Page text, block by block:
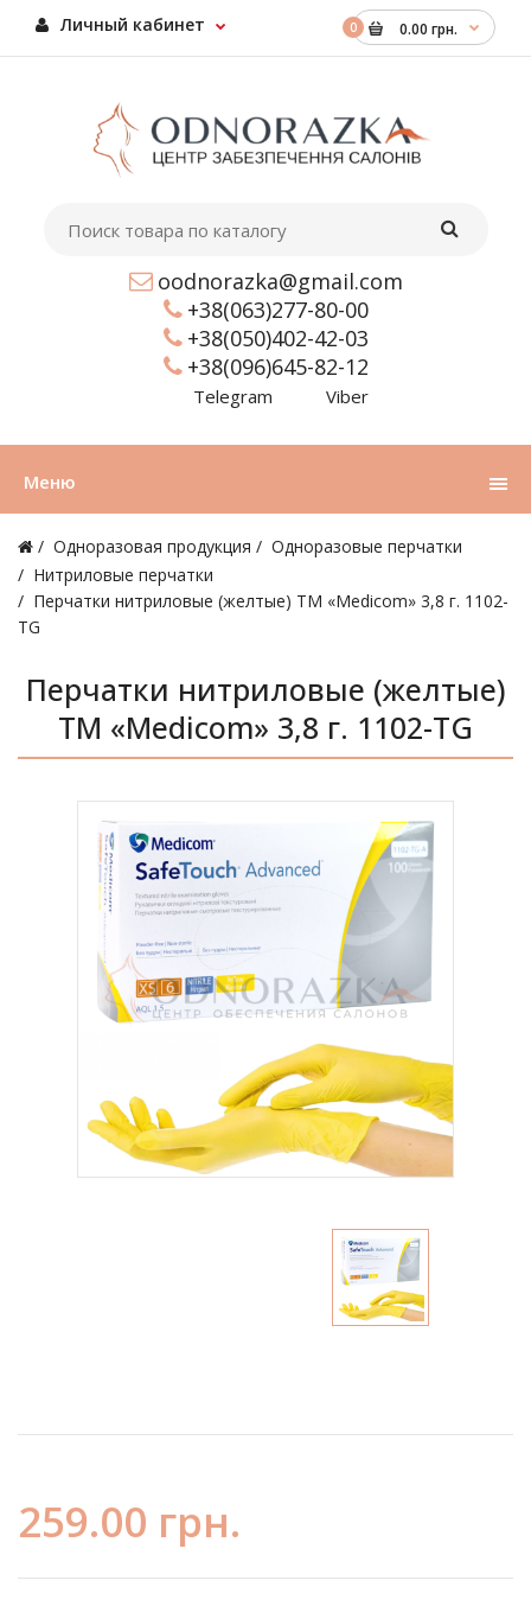
0 0.00 грн.
Личный кабинет
oodnorazka@gmail.com
+38(063)277-80-00
+38(050)402-42-03
+38(096)645-82-12
Telegram Viber
Меню
Одноразовая продукция
Одноразовые перчатки
Нитриловые перчатки
Перчатки нитриловые (желтые) ТМ «Medicom» 3,8 г. 1102-
TG
Перчатки нитриловые (желтые)
ТМ «Medicom» 3,8 г. 1102-TG
259.00 грн.